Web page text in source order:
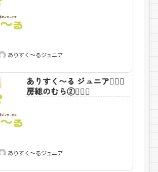
ありすく～るジュニア
ありすく〜る ジュニア🏃🏼‍♀️
房総のむら②🏃🏼‍♀️
ありすく～るジュニア